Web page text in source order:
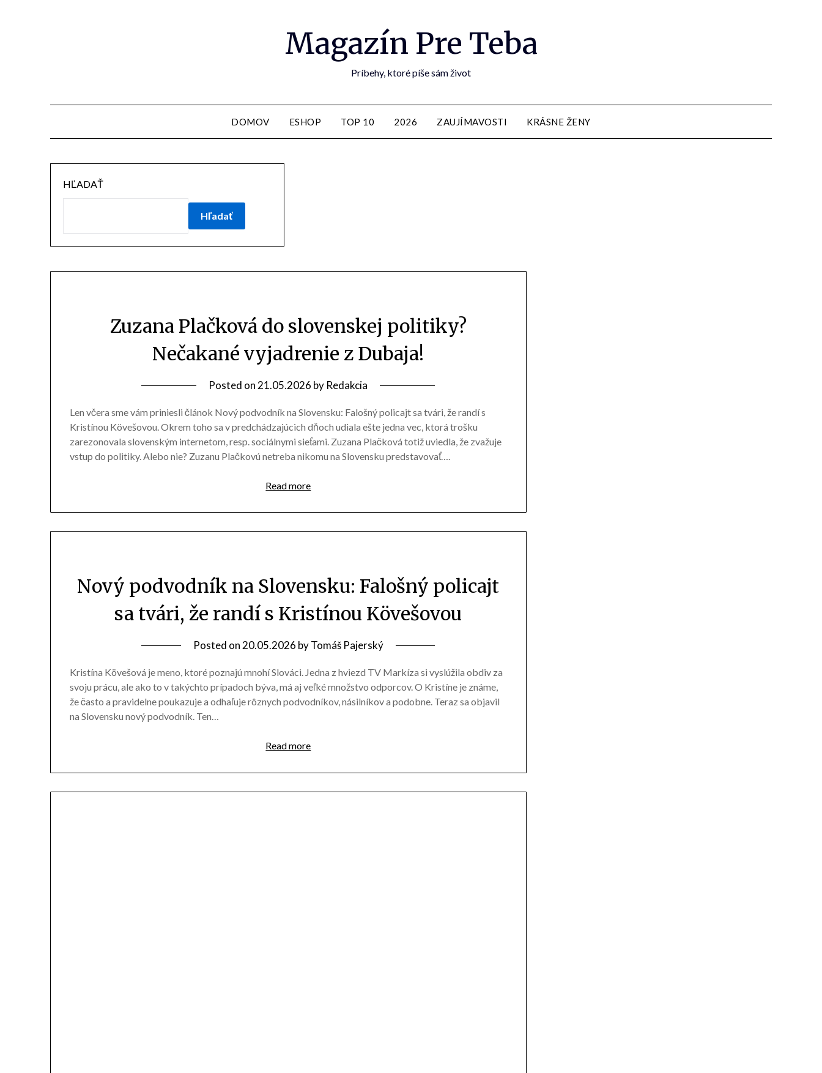
Magazín Pre Teba
Príbehy, ktoré píše sám život
DOMOV ESHOP TOP 10 2026 ZAUJÍMAVOSTI KRÁSNE ŽENY
HĽADAŤ
Hľadať
Zuzana Plačková do slovenskej politiky?
Nečakané vyjadrenie z Dubaja!
Posted on 21.05.2026 by Redakcia
Len včera sme vám priniesli článok Nový podvodník na Slovensku: Falošný policajt sa tvári, že randí s
Kristínou Kövešovou. Okrem toho sa v predchádzajúcich dňoch udiala ešte jedna vec, ktorá trošku
zarezonovala slovenským internetom, resp. sociálnymi sieťami. Zuzana Plačková totiž uviedla, že zvažuje
vstup do politiky. Alebo nie? Zuzanu Plačkovú netreba nikomu na Slovensku predstavovať….
Read more
Nový podvodník na Slovensku: Falošný policajt
sa tvári, že randí s Kristínou Kövešovou
Posted on20.05.2026 byTomáš Pajerský
Kristína Kövešová je meno, ktoré poznajú mnohí Slováci. Jedna z hviezd TV Markíza si vyslúžila obdiv za
svoju prácu, ale ako to v takýchto prípadoch býva, má aj veľké množstvo odporcov. O Kristíne je známe,
že často a pravidelne poukazuje a odhaľuje rôznych podvodníkov, násilníkov a podobne. Teraz sa objavil
na Slovensku nový podvodník. Ten…
Read more